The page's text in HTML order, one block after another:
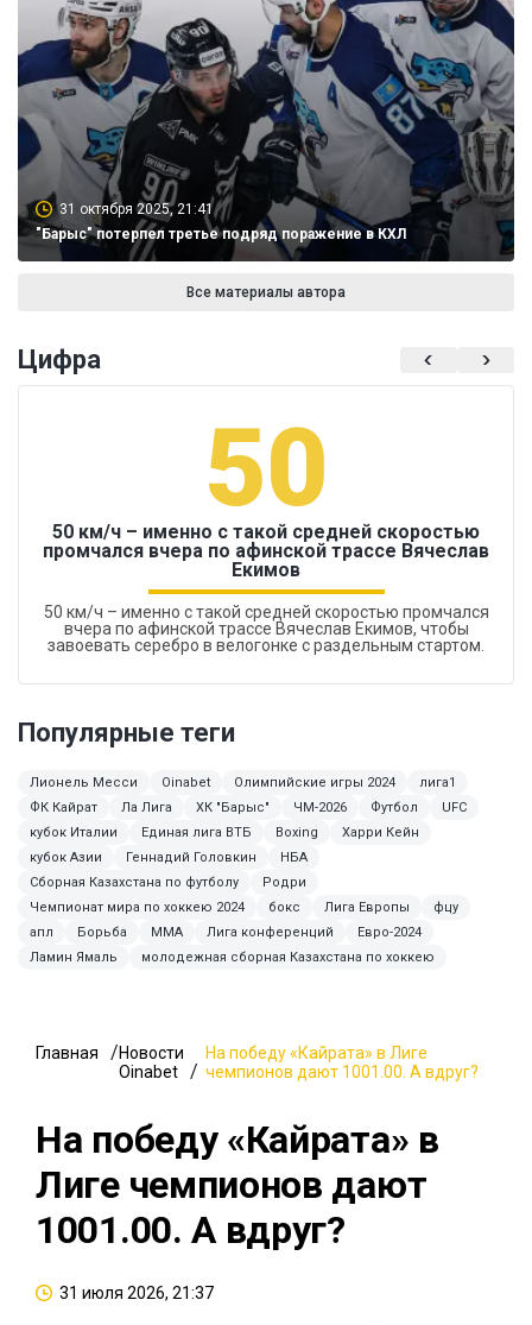
31 октября 2025, 21:41
"Барыс" потерпел третье подряд поражение в КХЛ
Все материалы автора
Цифра
50
50 км/ч – именно с такой средней скоростью
промчался вчера по афинской трассе Вячеслав
Екимов
50 км/ч – именно с такой средней скоростью промчался
вчера по афинской трассе Вячеслав Екимов, чтобы
завоевать серебро в велогонке с раздельным стартом.
Популярные теги
Лионель Месси Oinabet Олимпийские игры 2024
лига1
ФК Кайрат
Ла Лига ХК "Барыс" ЧМ-2026 Футбол
UFC
кубок Италии
Единая лига ВТБ Boxing
Харри Кейн
кубок Азии
Геннадий Головкин
НБА
Сборная Казахстана по футболу
Родри
Чемпионат мира по хоккею 2024
бокс Лига Европы
фцу
апл
Борьба ММА Лига конференций
Евро-2024
Ламин Ямаль
молодежная сборная Казахстана по хоккею
Главная
Новости
Oinabet
На победу «Кайрата» в Лиге
чемпионов дают 1001.00. А вдруг?
На победу «Кайрата» в
Лиге чемпионов дают
1001.00. А вдруг?
31 июля 2026, 21:37